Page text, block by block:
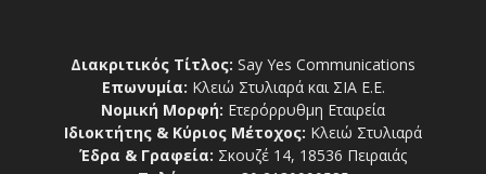
Διακριτικός Τίτλος: Say Yes Communications
Επωνυμία: Κλειώ Στυλιαρά και ΣΙΑ Ε.Ε.
Νομική Μορφή: Ετερόρρυθμη Εταιρεία
Ιδιοκτήτης & Κύριος Μέτοχος: Κλειώ Στυλιαρά
Έδρα & Γραφεία: Σκουζέ 14, 18536 Πειραιάς